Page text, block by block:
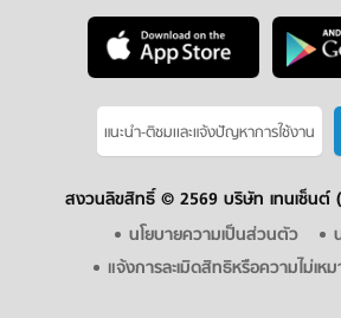
แนะนำ-ติชมเเละแจ้งปัญหาการใช้งาน
สงวนลิขสิทธิ์ © 2569 บริษัท เทนเซ็นต์
นโยบายความเป็นส่วนตัว
แจ้งการละเมิดสิทธิหรือความไม่เห